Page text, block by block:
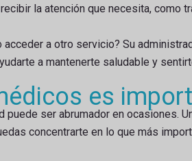
la atención que necesita, como
a otro servicio? Su
a mantenerte saludable y
es
ser abrumador en ocasiones.
concentrarte en lo que más